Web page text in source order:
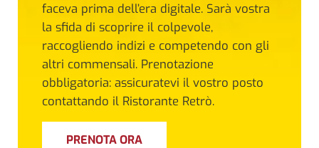
faceva prima dell’era digitale. Sarà vostra
la sfida di scoprire il colpevole,
raccogliendo indizi e competendo con gli
altri commensali. Prenotazione
obbligatoria: assicuratevi il vostro posto
contattando il Ristorante Retrò.
PRENOTA ORA